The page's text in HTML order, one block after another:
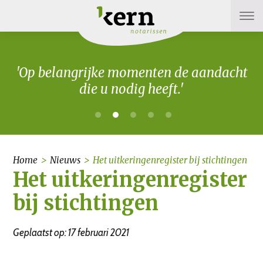
'Op belangrijke momenten de aandacht
die u nodig heeft.'
Home > Nieuws > Het uitkeringenregister bij stichtingen
Het uitkeringenregister
bij stichtingen
Geplaatst op: 17 februari 2021